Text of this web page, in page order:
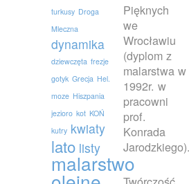
turkusy Droga
Mleczna
dynamika
dziewczęta frezje
gotyk Grecja Hel.
moze Hiszpania
jezioro kot KOŃ
kutry kwiaty
lato listy
malarstwo
Pięknych
we
Wrocławiu
(dyplom z
malarstwa w
1992r. w
pracowni
prof.
Konrada
Jarodzkiego).